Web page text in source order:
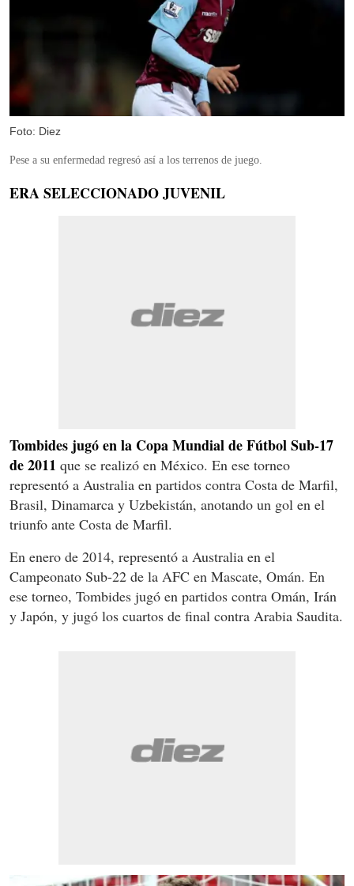
Foto: Diez
Pese a su enfermedad regresó así a los terrenos de juego.
ERA SELECCIONADO JUVENIL
Tombides jugó en la Copa Mundial de Fútbol Sub-17
de 2011 que se realizó en México. En ese torneo
representó a Australia en partidos contra Costa de Marfil,
Brasil, Dinamarca y Uzbekistán, anotando un gol en el
triunfo ante Costa de Marfil.
En enero de 2014, representó a Australia en el
Campeonato Sub-22 de la AFC en Mascate, Omán. En
ese torneo, Tombides jugó en partidos contra Omán, Irán
y Japón, y jugó los cuartos de final contra Arabia Saudita.